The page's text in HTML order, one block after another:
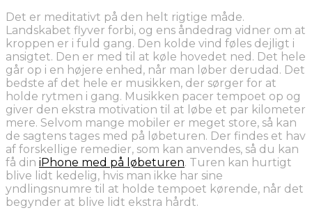
Det er meditativt på den helt rigtige måde.
Landskabet flyver forbi, og ens åndedrag vidner om at
kroppen er i fuld gang. Den kolde vind føles dejligt i
ansigtet. Den er med til at køle hovedet ned. Det hele
går op i en højere enhed, når man løber derudad. Det
bedste af det hele er musikken, der sørger for at
holde rytmen i gang. Musikken pacer tempoet op og
giver den ekstra motivation til at løbe et par kilometer
mere. Selvom mange mobiler er meget store, så kan
de sagtens tages med på løbeturen. Der findes et hav
af forskellige remedier, som kan anvendes, så du kan
få din iPhone med på løbeturen. Turen kan hurtigt
blive lidt kedelig, hvis man ikke har sine
yndlingsnumre til at holde tempoet kørende, når det
begynder at blive lidt ekstra hårdt.